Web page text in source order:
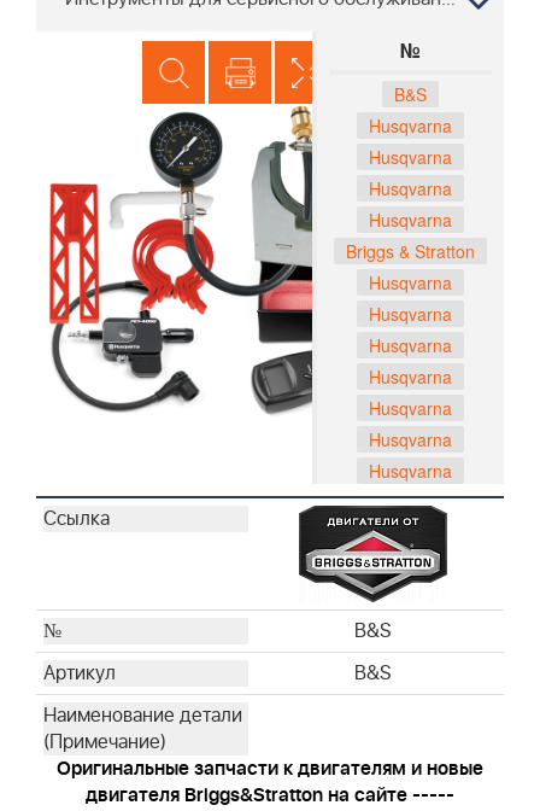
№
B&S
Husqvarna
Husqvarna
Husqvarna
Husqvarna
Briggs & Stratton
Husqvarna
Husqvarna
Husqvarna
Husqvarna
Husqvarna
Husqvarna
Husqvarna
Husqvarna
Husqvarna
Husqvarna
Husqvarna
Husqvarna
Husqvarna
Husqvarna
Husqvarna
B&S
B&S
Оригинальные запчасти к двигателям и новые
двигателя Briggs&Stratton на сайте -----